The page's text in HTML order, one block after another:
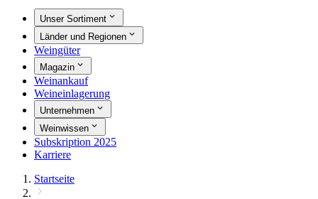
Unser Sortiment
Länder und Regionen
Weingüter
Magazin
Weinankauf
Weineinlagerung
Unternehmen
Weinwissen
Subskription 2025
Karriere
Startseite